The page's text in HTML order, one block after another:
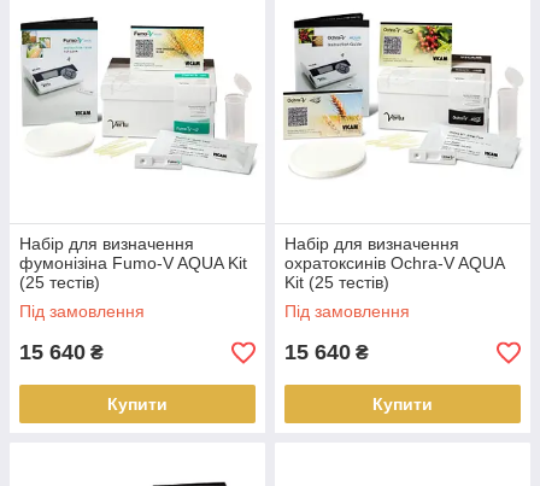
Набір для визначення
фумонізіна Fumo-V AQUA Kit
(25 тестів)
Під замовлення
15 640 ₴
Купити
Набір для визначення
охратоксинів Ochra-V AQUA
Kit (25 тестів)
Під замовлення
15 640 ₴
Купити